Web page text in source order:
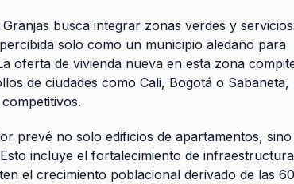
busca integrar zonas verdes y servicios
solo como un municipio aledaño para
oferta de vivienda nueva en esta zona
de ciudades como Cali, Bogotá o
prevé no solo edificios de apartamentos,
incluye el fortalecimiento de
el crecimiento poblacional derivado de las